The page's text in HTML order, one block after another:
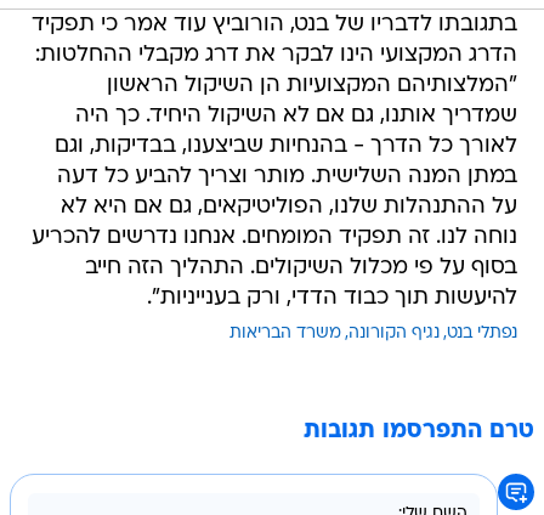
בתגובתו לדבריו של בנט, הורוביץ עוד אמר כי תפקיד
הדרג המקצועי הינו לבקר את דרג מקבלי ההחלטות:
"המלצותיהם המקצועיות הן השיקול הראשון
שמדריך אותנו, גם אם לא השיקול היחיד. כך היה
לאורך כל הדרך - בהנחיות שביצענו, בבדיקות, וגם
במתן המנה השלישית. מותר וצריך להביע כל דעה
על ההתנהלות שלנו, הפוליטיקאים, גם אם היא לא
נוחה לנו. זה תפקיד המומחים. אנחנו נדרשים להכריע
בסוף על פי מכלול השיקולים. התהליך הזה חייב
להיעשות תוך כבוד הדדי, ורק בענייניות".
נפתלי בנט נגיף הקורונה משרד הבריאות
טרם התפרסמו תגובות